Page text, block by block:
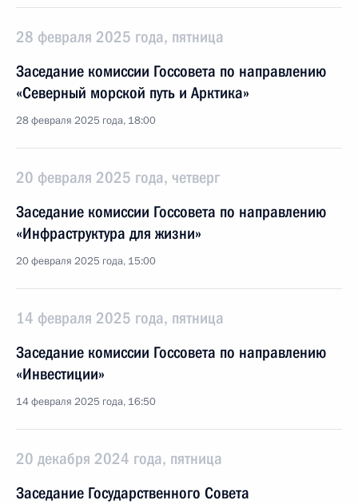
28 февраля 2025 года, пятница
Заседание комиссии Госсовета по направлению
«Северный морской путь и Арктика»
28 февраля 2025 года, 18:00
20 февраля 2025 года, четверг
Заседание комиссии Госсовета по направлению
«Инфраструктура для жизни»
20 февраля 2025 года, 15:00
14 февраля 2025 года, пятница
Заседание комиссии Госсовета по направлению
«Инвестиции»
14 февраля 2025 года, 16:50
20 декабря 2024 года, пятница
Заседание Государственного Совета